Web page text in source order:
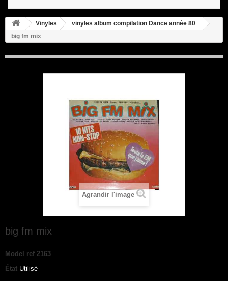
Vinyles
vinyles album compilation Dance année 80
big fm mix
Agrandir l'image
big fm mix
Model ref 2163
État Utilisé